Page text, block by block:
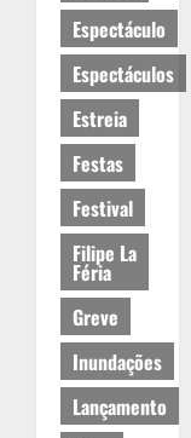
Espectáculo
Espectáculos
Estreia
Festas
Festival
Filipe La
Féria
Greve
Inundações
Lançamento